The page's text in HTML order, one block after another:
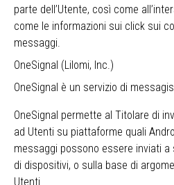
parte dell’Utente, così come
come le informazioni sui click sui
messaggi.
OneSignal (Lilomi, Inc.)
OneSignal è un servizio di
OneSignal permette al Titolare di
ad Utenti su piattaforme quali
messaggi possono essere inviati a
di dispositivi, o sulla base di
Utenti.